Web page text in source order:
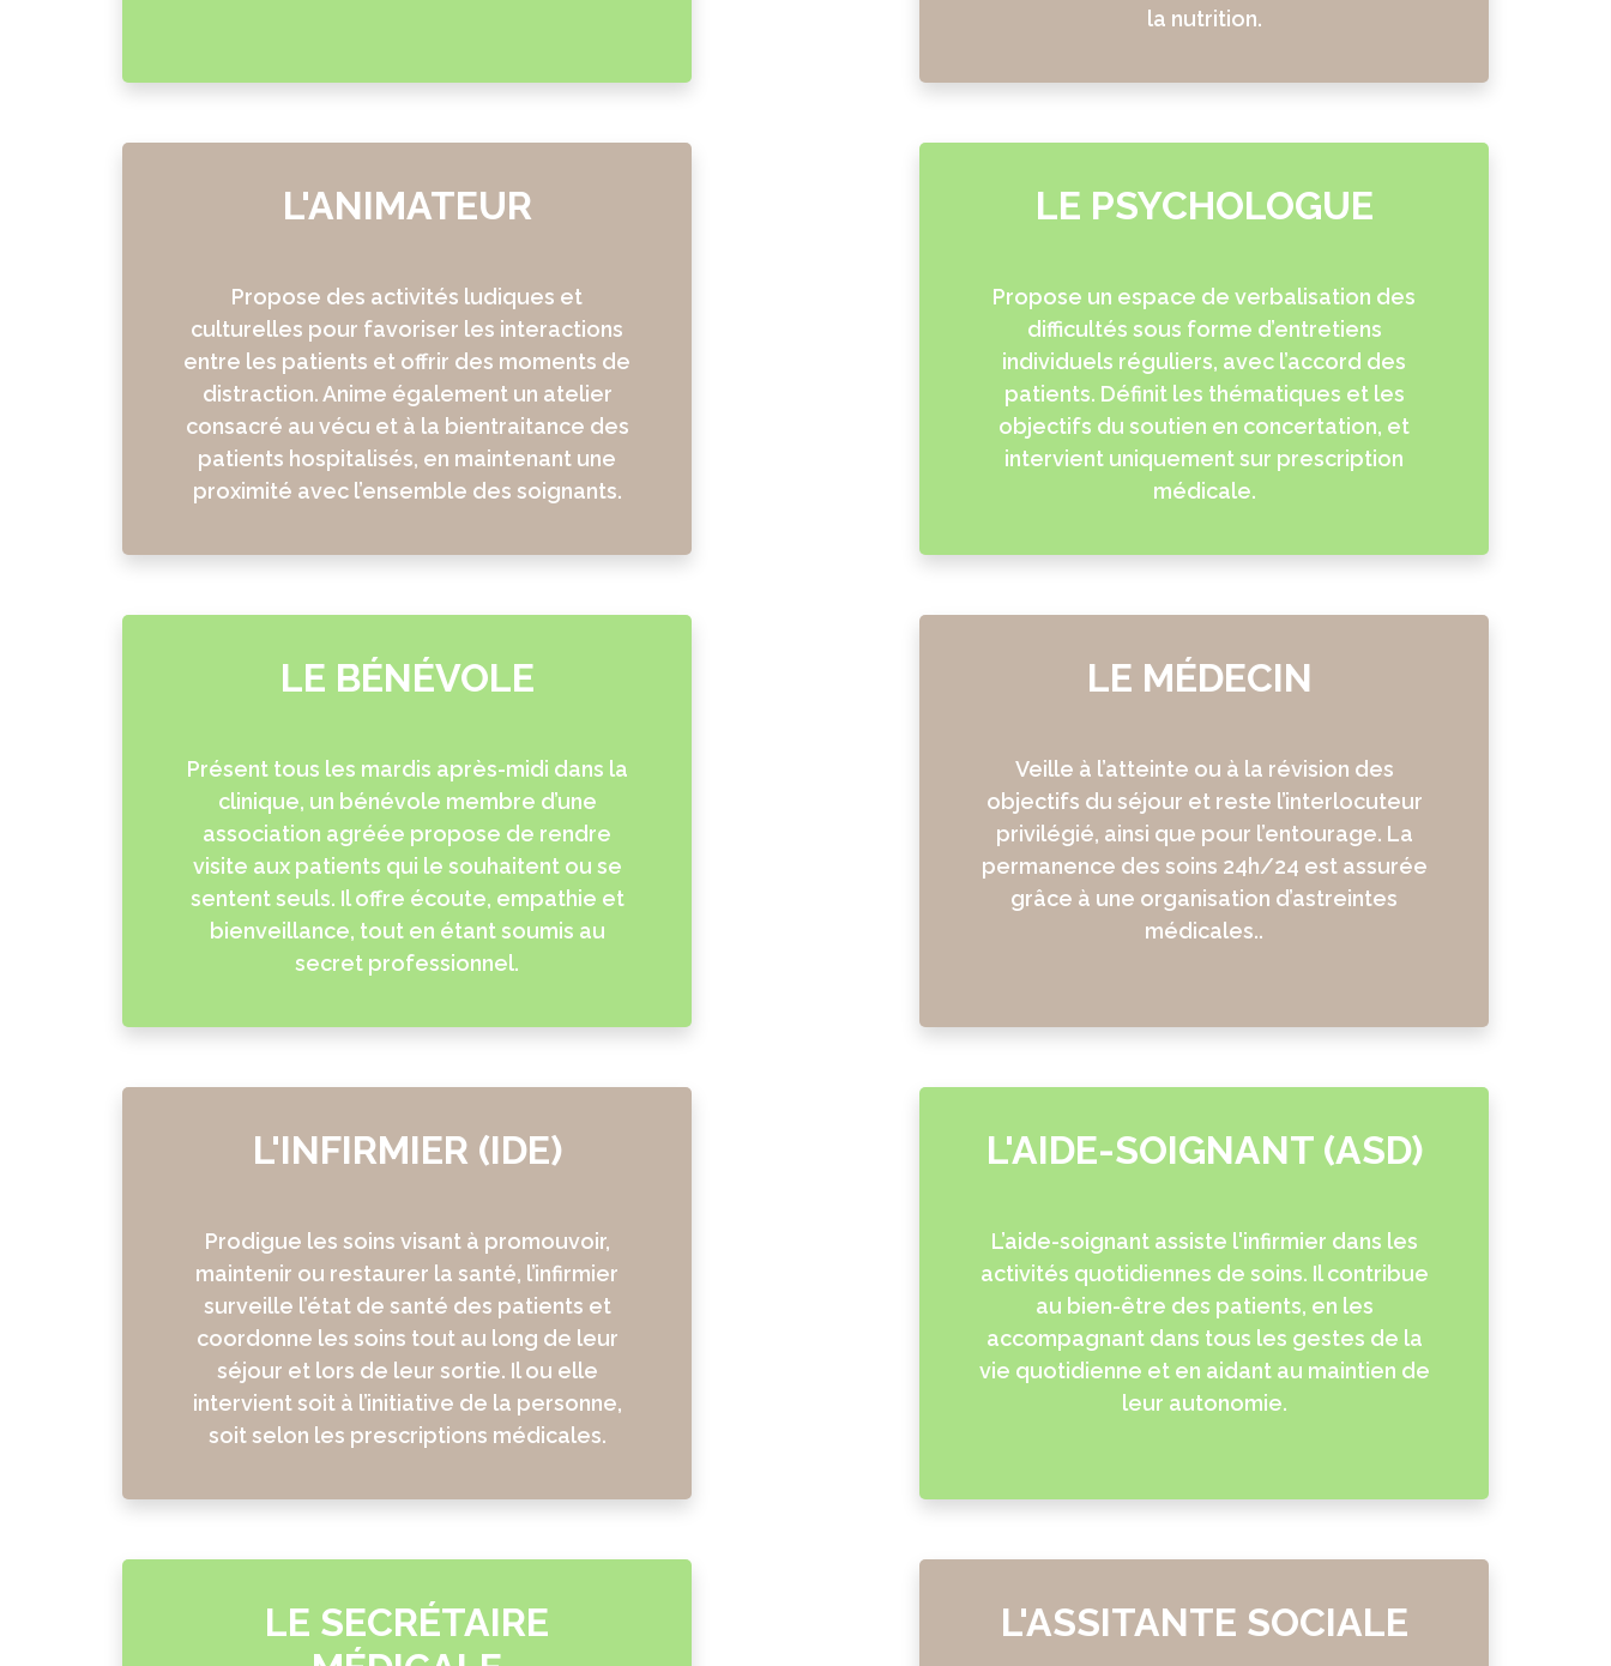
la nutrition.
L'ANIMATEUR
Propose des activités ludiques et
culturelles pour favoriser les interactions
entre les patients et offrir des moments de
distraction. Anime également un atelier
consacré au vécu et à la bientraitance des
patients hospitalisés, en maintenant une
proximité avec l’ensemble des soignants.
LE PSYCHOLOGUE
Propose un espace de verbalisation des
difficultés sous forme d’entretiens
individuels réguliers, avec l’accord des
patients. Définit les thématiques et les
objectifs du soutien en concertation, et
intervient uniquement sur prescription
médicale.
LE BÉNÉVOLE
Présent tous les mardis après-midi dans la
clinique, un bénévole membre d’une
association agréée propose de rendre
visite aux patients qui le souhaitent ou se
sentent seuls. Il offre écoute, empathie et
bienveillance, tout en étant soumis au
secret professionnel.
LE MÉDECIN
Veille à l’atteinte ou à la révision des
objectifs du séjour et reste l’interlocuteur
privilégié, ainsi que pour l’entourage. La
permanence des soins 24h/24 est assurée
grâce à une organisation d’astreintes
médicales..
L'INFIRMIER (IDE)
Prodigue les soins visant à promouvoir,
maintenir ou restaurer la santé, l’infirmier
surveille l’état de santé des patients et
coordonne les soins tout au long de leur
séjour et lors de leur sortie. Il ou elle
intervient soit à l’initiative de la personne,
soit selon les prescriptions médicales.
L'AIDE-SOIGNANT (ASD)
L’aide-soignant assiste l'infirmier dans les
activités quotidiennes de soins. Il contribue
au bien-être des patients, en les
accompagnant dans tous les gestes de la
vie quotidienne et en aidant au maintien de
leur autonomie.
LE SECRÉTAIRE
L'ASSITANTE SOCIALE